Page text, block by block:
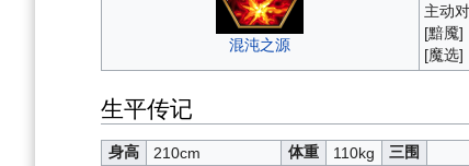
混沌之源
主动
[黯魇]
[魔选]
生平传记
身高 210cm 体重 110kg
三围